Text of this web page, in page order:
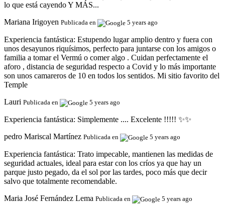
lo que está cayendo Y MÁS...
Mariana Irigoyen Publicada en 5 years ago
Experiencia fantástica: Estupendo lugar amplio dentro y fuera con
unos desayunos riquísimos, perfecto para juntarse con los amigos o
familia a tomar el Vermú o comer algo . Cuidan perfectamente el
aforo , distancia de seguridad respecto a Covid y lo más importante
son unos camareros de 10 en todos los sentidos. Mi sitio favorito del
Temple
Lauri Publicada en 5 years ago
Experiencia fantástica: Simplemente .... Excelente !!!!! ✨✨
pedro Mariscal Martínez Publicada en 5 years ago
Experiencia fantástica: Trato impecable, mantienen las medidas de
seguridad actuales, ideal para estar con los críos ya que hay un
parque justo pegado, da el sol por las tardes, poco más que decir
salvo que totalmente recomendable.
Maria José Fernández Lema Publicada en 5 years ago